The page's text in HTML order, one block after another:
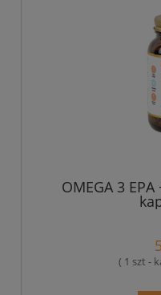
OMEGA 3 EPA
( 1 szt -